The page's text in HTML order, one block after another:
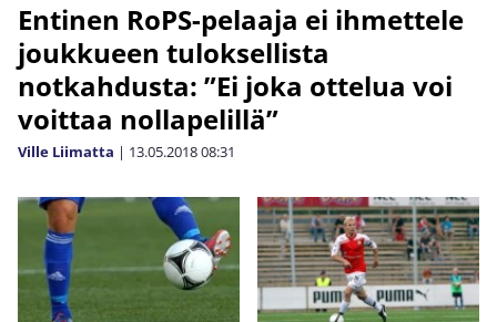
Entinen RoPS-pelaaja ei ihmettele
joukkueen tuloksellista
notkahdusta: ”Ei joka ottelua voi
voittaa nollapelillä”
Ville Liimatta | 13.05.201808:31